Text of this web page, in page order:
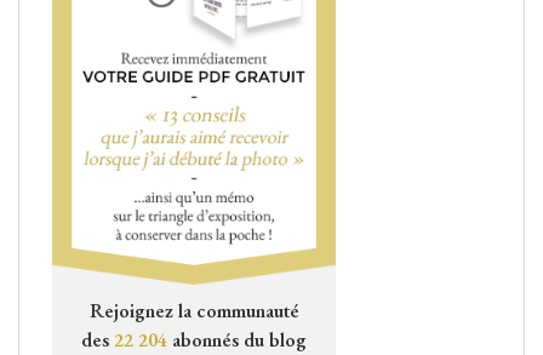
Rejoignez la communauté
des22 204 abonnés du blog